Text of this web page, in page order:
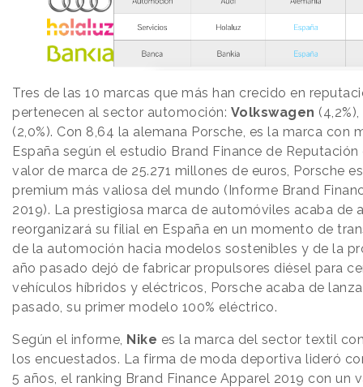
Tres de las 10 marcas que más han crecido en
pertenecen al sector automoción: Volkswagen
(2,0%). Con 8,64 la alemana Porsche, es la marca con
España según el estudio Brand Finance de Reputación
valor de marca de 25.271 millones de euros, Porsche
premium más valiosa del mundo (Informe Brand
2019). La prestigiosa marca de automóviles acaba de
reorganizará su filial en España en un momento de
de la automoción hacia modelos sostenibles y de la
año pasado dejó de fabricar propulsores diésel para
vehículos híbridos y eléctricos, Porsche acaba de
pasado, su primer modelo 100% eléctrico.
Según el informe, Nike es la marca del sector textil
los encuestados. La firma de moda deportiva lideró
5 años, el ranking Brand Finance Apparel 2019 con un